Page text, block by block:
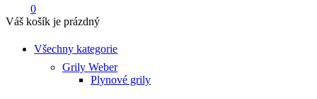
0
Váš košík je prázdný
Všechny kategorie
Grily Weber
Plynové grily